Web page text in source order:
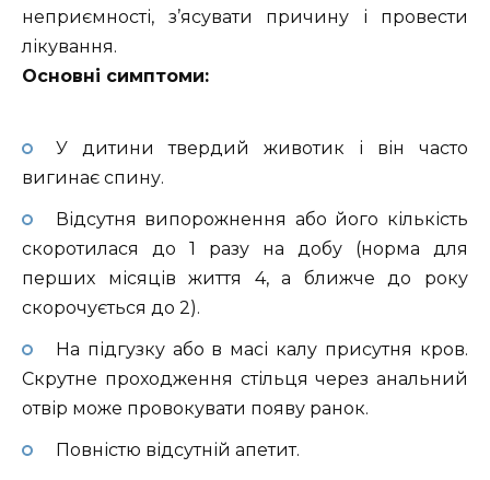
неприємності, з’ясувати причину і провести
лікування.
Основні симптоми:
У дитини твердий животик і він часто
вигинає спину.
Відсутня випорожнення або його кількість
скоротилася до 1 разу на добу (норма для
перших місяців життя 4, а ближче до року
скорочується до 2).
На підгузку або в масі калу присутня кров.
Скрутне проходження стільця через анальний
отвір може провокувати появу ранок.
Повністю відсутній апетит.